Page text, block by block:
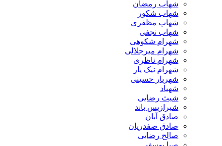
شهاب رمضان
شهاب شکور
شهاب مظفری
شهاب نجفی
شهرام شکوهی
شهرام میرجلالی
شهرام ناظری
شهرام نیک یار
شهریار حسینی
شهیاد
شیث رضایی
شیرازیس باند
صادق آبان
صادق صفدریان
صالح رضایی